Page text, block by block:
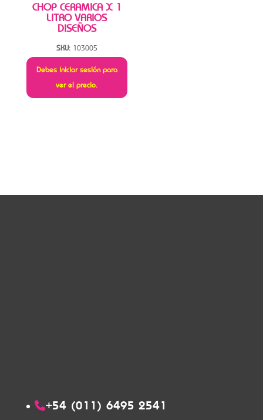
CHOP CERAMICA X 1
LITRO VARIOS
DISEÑOS
SKU: 103005
Debes iniciar sesión para
ver el precio.
+54 (011) 6495 2541